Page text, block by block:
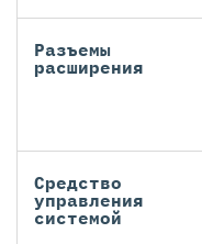
Разъемы
расширения
Средство
управления
системой